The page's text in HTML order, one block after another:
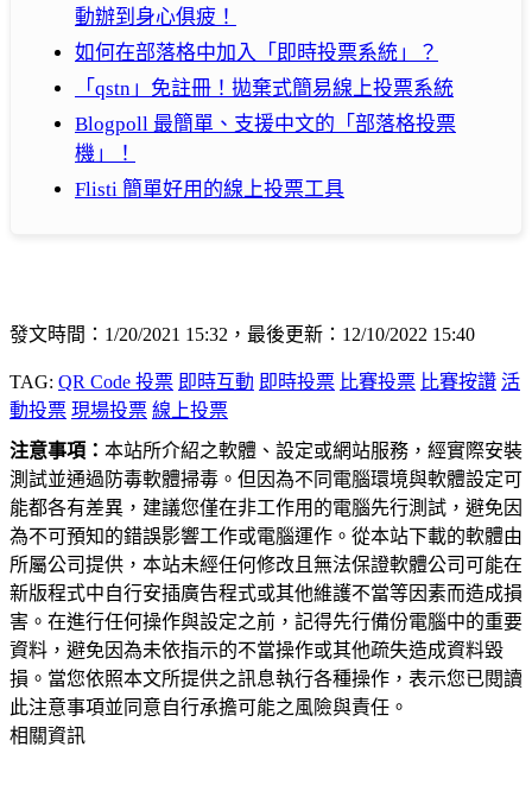
動辦到身心俱疲！
如何在部落格中加入「即時投票系統」？
「qstn」免註冊！拋棄式簡易線上投票系統
Blogpoll 最簡單、支援中文的「部落格投票
機」！
Flisti 簡單好用的線上投票工具
發文時間：1/20/2021 15:32，最後更新：12/10/2022 15:40
TAG: QR Code 投票 即時互動 即時投票 比賽投票 比賽按讚 活
動投票 現場投票 線上投票
注意事項： 本站所介紹之軟體、設定或網站服務，經實際安裝
測試並通過防毒軟體掃毒。但因為不同電腦環境與軟體設定可
能都各有差異，建議您僅在非工作用的電腦先行測試，避免因
為不可預知的錯誤影響工作或電腦運作。從本站下載的軟體由
所屬公司提供，本站未經任何修改且無法保證軟體公司可能在
新版程式中自行安插廣告程式或其他維護不當等因素而造成損
害。在進行任何操作與設定之前，記得先行備份電腦中的重要
資料，避免因為未依指示的不當操作或其他疏失造成資料毀
損。當您依照本文所提供之訊息執行各種操作，表示您已閱讀
此注意事項並同意自行承擔可能之風險與責任。
相關資訊